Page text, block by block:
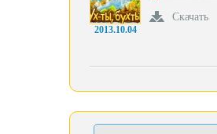
2013.10.04
Скачать